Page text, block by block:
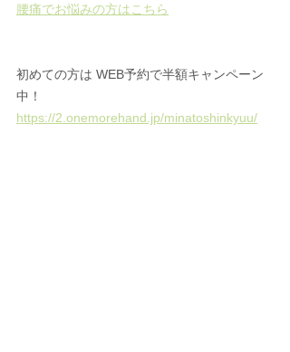
腰痛でお悩みの方はこちら
初めての方は WEB予約で半額キャンペーン
中！
https://2.onemorehand.jp/minatoshinkyuu/